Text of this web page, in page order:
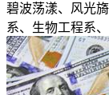
碧波荡漾、风光
系、生物工程系